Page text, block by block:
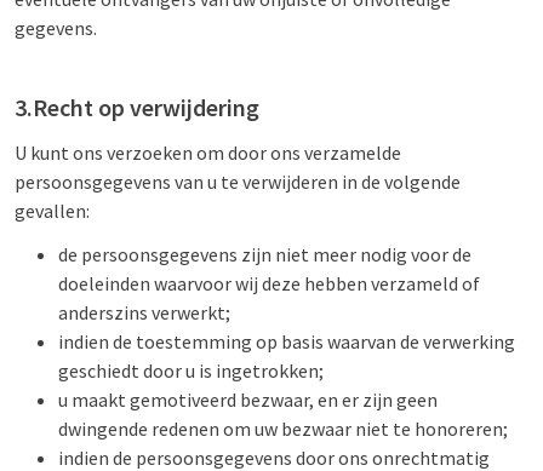
gegevens.
3.Recht op verwijdering
U kunt ons verzoeken om door ons verzamelde
persoonsgegevens van u te verwijderen in de volgende
gevallen:
de persoonsgegevens zijn niet meer nodig voor de
doeleinden waarvoor wij deze hebben verzameld of
anderszins verwerkt;
indien de toestemming op basis waarvan de verwerking
geschiedt door u is ingetrokken;
u maakt gemotiveerd bezwaar, en er zijn geen
dwingende redenen om uw bezwaar niet te honoreren;
indien de persoonsgegevens door ons onrechtmatig